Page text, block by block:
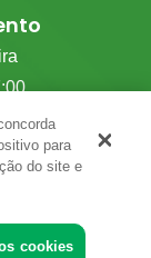
Reservados.
para
do site e
cookies